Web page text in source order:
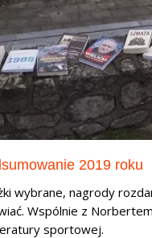
2019 roku
wybrane, nagrody
Wspólnie z
sportowej.